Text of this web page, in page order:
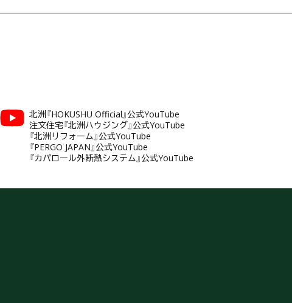
北洲『HOKUSHU Official』公式YouTube
注文住宅『北洲ハウジング』公式YouTube
『北洲リフォーム』公式YouTube
『PERGO JAPAN』公式YouTube
『カパロール外断熱システム』公式YouTube